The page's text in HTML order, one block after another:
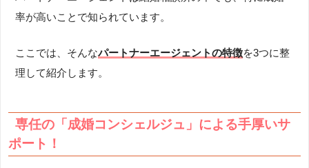
率が高いことで知られています。
ここでは、そんなパートナーエージェントの特徴を3つに整
理して紹介します。
専任の「成婚コンシェルジュ」による手厚いサ
ポート！